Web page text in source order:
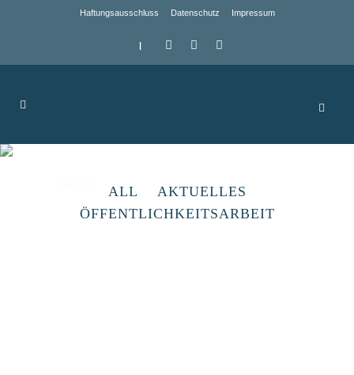
Haftungsausschluss Datenschutz Impressum
|
ALL
AKTUELLES
ÖFFENTLICHKEITSARBEIT